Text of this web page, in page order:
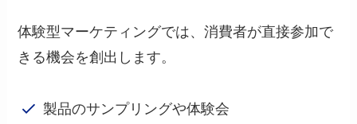
体験型マーケティングでは、消費者が直接参加で
きる機会を創出します。
製品のサンプリングや体験会